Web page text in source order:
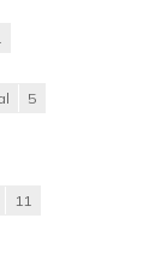
5
11